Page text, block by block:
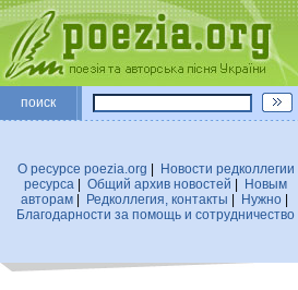
поиск
О ресурсе poezia.org
Новости редколлегии
ресурса
Общий архив новостей
Новым
авторам| Редколлегия, контакты Нужно|
Благодарности за помощь и сотрудничество